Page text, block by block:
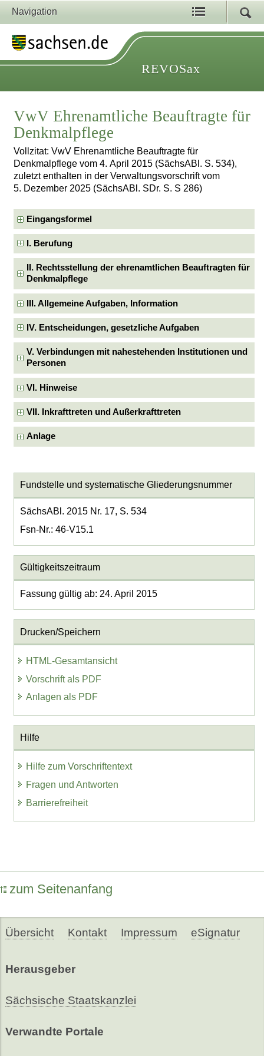
Navigation
REVOSax
VwV Ehrenamtliche Beauftragte für
Denkmalpflege
Vollzitat: VwV Ehrenamtliche Beauftragte für
Denkmalpflege vom 4. April 2015 (SächsABl. S. 534),
zuletzt enthalten in der Verwaltungsvorschrift vom
5. Dezember 2025 (SächsABl. SDr. S. S 286)
Eingangsformel
I. Berufung
II. Rechtsstellung der ehrenamtlichen Beauftragten für
Denkmalpflege
III. Allgemeine Aufgaben, Information
IV. Entscheidungen, gesetzliche Aufgaben
V. Verbindungen mit nahestehenden Institutionen und
Personen
VI. Hinweise
VII. Inkrafttreten und Außerkrafttreten
Anlage
Fundstelle und systematische Gliederungsnummer
SächsABl. 2015 Nr. 17, S. 534
Fsn-Nr.: 46-V15.1
Gültigkeitszeitraum
Fassung gültig ab: 24. April 2015
Drucken/Speichern
HTML-Gesamtansicht
Vorschrift als PDF
Anlagen als PDF
Hilfe
Hilfe zum Vorschriftentext
Fragen und Antworten
Barrierefreiheit
zum Seitenanfang
Übersicht Kontakt Impressum eSignatur
Herausgeber
Sächsische Staatskanzlei
Verwandte Portale